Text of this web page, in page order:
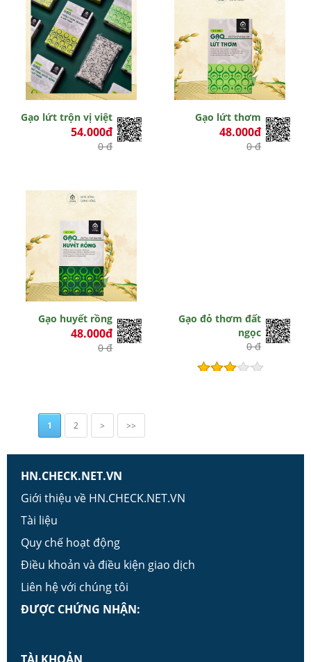
Gạo lứt trộn vị việt
54.000đ
0 đ
Gạo lứt thơm
48.000đ
0 đ
Gạo huyết rồng
48.000đ
0 đ
Gạo đỏ thơm đất
ngọc
0 đ
1 2 > >>
HN.CHECK.NET.VN
Giới thiệu về HN.CHECK.NET.VN
Tài liệu
Quy chế hoạt động
Điều khoản và điều kiện giao dịch
Liên hệ với chúng tôi
ĐƯỢC CHỨNG NHẬN: